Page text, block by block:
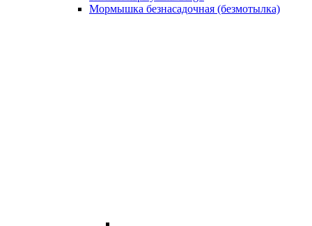
Мормышка безнасадочная (безмотылка)